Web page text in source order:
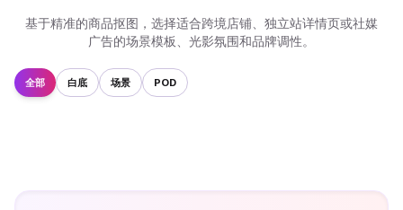
基于精准的商品抠图，选择适合跨境店铺、独立站详情页或社媒
广告的场景模板、光影氛围和品牌调性。
全部 白底 场景 POD